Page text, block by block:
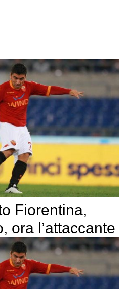
Fiorentina,
ora l’attaccante